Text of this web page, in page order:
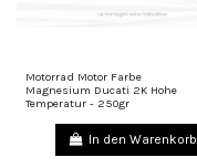
Motorrad Motor Farbe
Magnesium Ducati 2K Hohe
Temperatur - 250gr
In den Warenkorb